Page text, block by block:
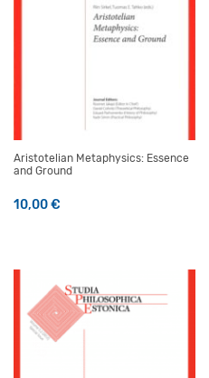
Aristotelian Metaphysics: Essence
and Ground
10,00€